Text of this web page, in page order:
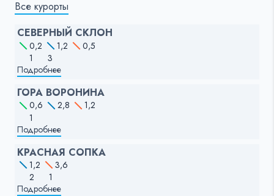
Все курорты
СЕВЕРНЫЙ СКЛОН
0,2 1,2
0,5
1
3
Подробнее
ГОРА ВОРОНИНА
0,6 2,8
1,2
1
Подробнее
КРАСНАЯ СОПКА
1,2
3,6
2
1
Подробнее